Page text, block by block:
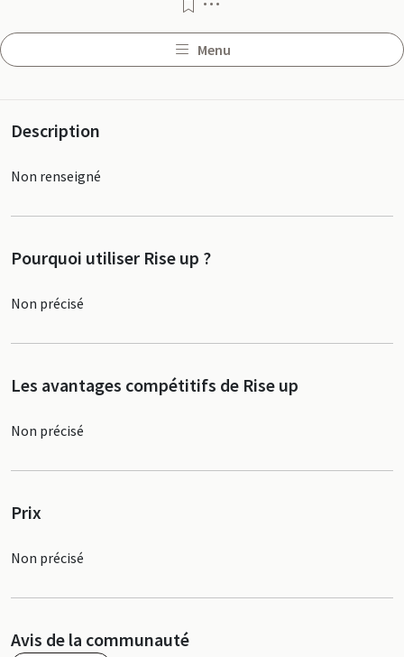
Menu
Profil
Description
Non renseigné
Pourquoi utiliser Rise up ?
Non précisé
Les avantages compétitifs de Rise up
Non précisé
Prix
Non précisé
Avis de la communauté